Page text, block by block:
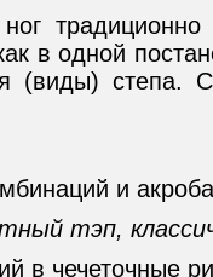
традиционно
в одной
(виды) степа.
и
тэп,
в чечеточные